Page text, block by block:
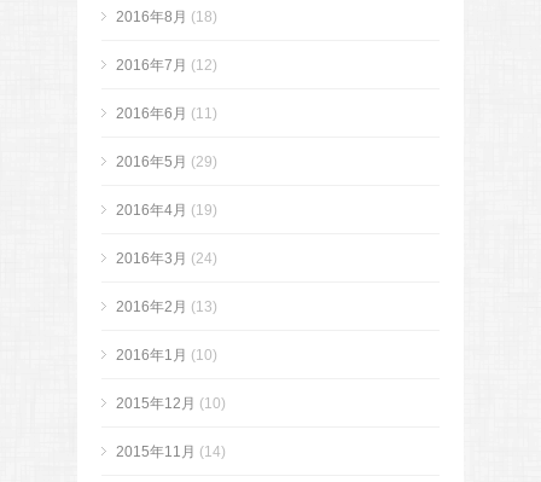
2016年8月 (18)
2016年7月 (12)
2016年6月 (11)
2016年5月 (29)
2016年4月 (19)
2016年3月 (24)
2016年2月 (13)
2016年1月 (10)
2015年12月 (10)
2015年11月 (14)